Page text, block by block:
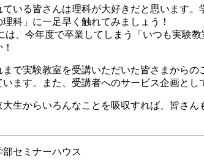
いる皆さんは理科が大好きだと思います
科」に一足早く触れてみましょう！
は、今年度で卒業してしまう「いつも実験
で実験教室を受講いただいた皆さまから
ます。また、受講者へのサービス企画とし
生からいろんなことを吸収すれば、皆さ
セミナーハウス